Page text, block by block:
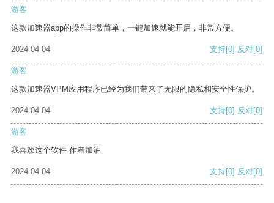
游客
这款加速器app的操作非常简单，一键加速就能开启，非常方便。
2024-04-04 支持[0] 反对[0]
游客
这款加速器VPM应用程序已经为我们带来了无限的隐私和安全性保护。
2024-04-04 支持[0] 反对[0]
游客
我喜欢这个软件 作者加油
2024-04-04 支持[0] 反对[0]